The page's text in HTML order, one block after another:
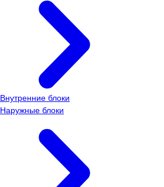
Внутренние блоки
Наружные блоки